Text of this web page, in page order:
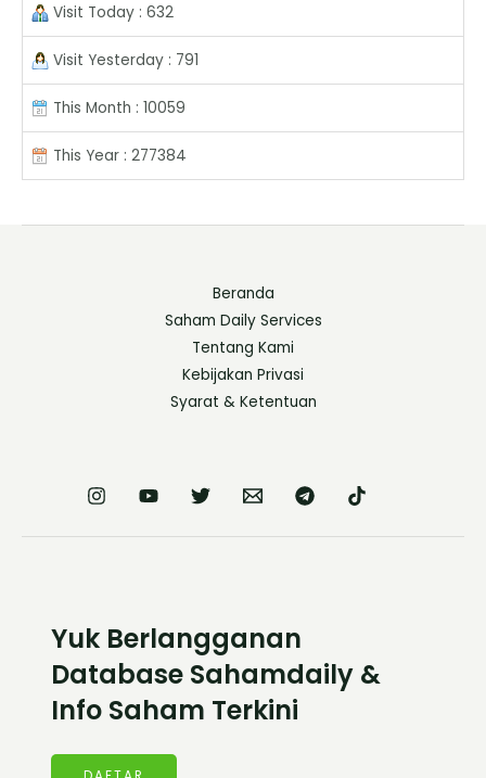
Visit Today : 632
Visit Yesterday : 791
This Month : 10059
This Year : 277384
Beranda
Saham Daily Services
Tentang Kami
Kebijakan Privasi
Syarat & Ketentuan
Yuk Berlangganan
Database Sahamdaily &
Info Saham Terkini